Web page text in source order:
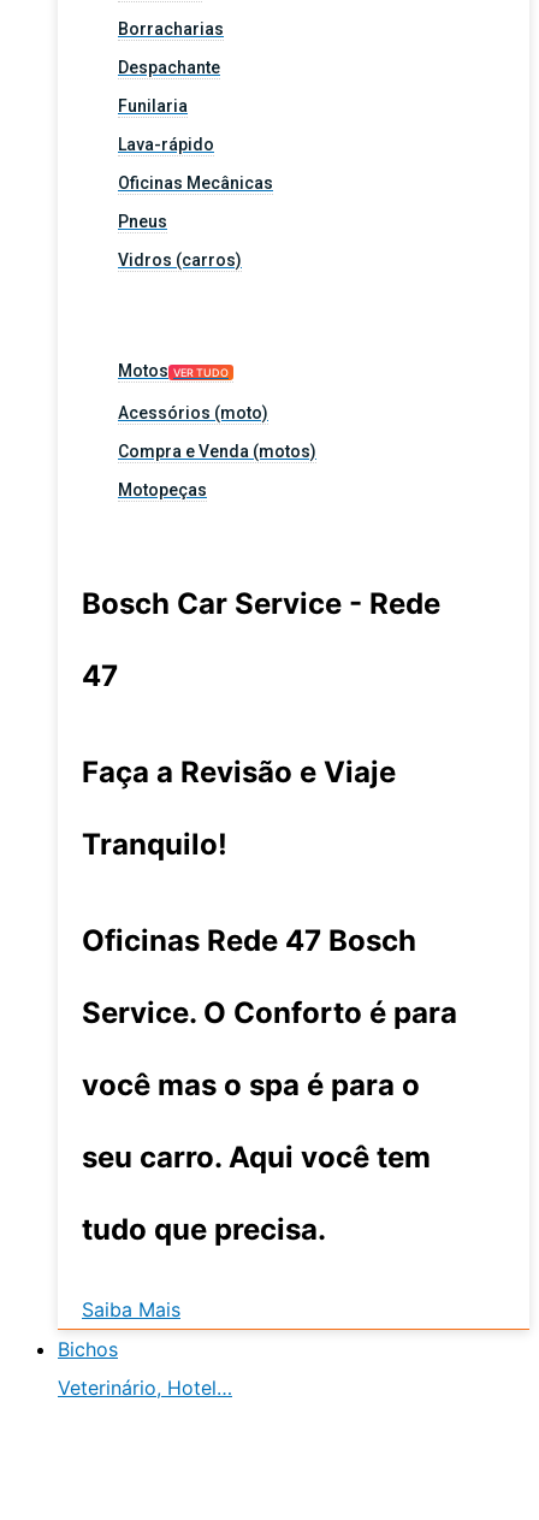
Borracharias
Despachante
Funilaria
Lava-rápido
Oficinas Mecânicas
Pneus
Vidros (carros)
Motos VER TUDO
Acessórios (moto)
Compra e Venda (motos)
Motopeças
Bosch Car Service - Rede
47
Faça a Revisão e Viaje
Tranquilo!
Oficinas Rede 47 Bosch
Service. O Conforto é para
você mas o spa é para o
seu carro. Aqui você tem
tudo que precisa.
Saiba Mais
Bichos
Veterinário, Hotel…